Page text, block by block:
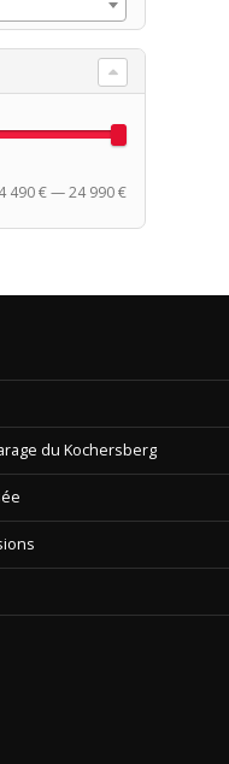
Prix
min
Prix
max
490 €—24 990 €
du Kochersberg